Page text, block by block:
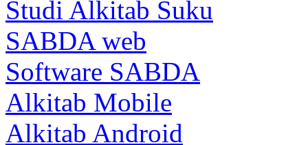
Studi Alkitab Suku
SABDA web
Software SABDA
Alkitab Mobile
Alkitab Android